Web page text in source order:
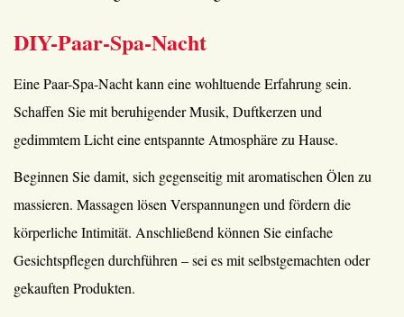
DIY-Paar-Spa-Nacht
Eine Paar-Spa-Nacht kann eine wohltuende Erfahrung sein.
Schaffen Sie mit beruhigender Musik, Duftkerzen und
gedimmtem Licht eine entspannte Atmosphäre zu Hause.
Beginnen Sie damit, sich gegenseitig mit aromatischen Ölen zu
massieren. Massagen lösen Verspannungen und fördern die
körperliche Intimität. Anschließend können Sie einfache
Gesichtspflegen durchführen – sei es mit selbstgemachten oder
gekauften Produkten.